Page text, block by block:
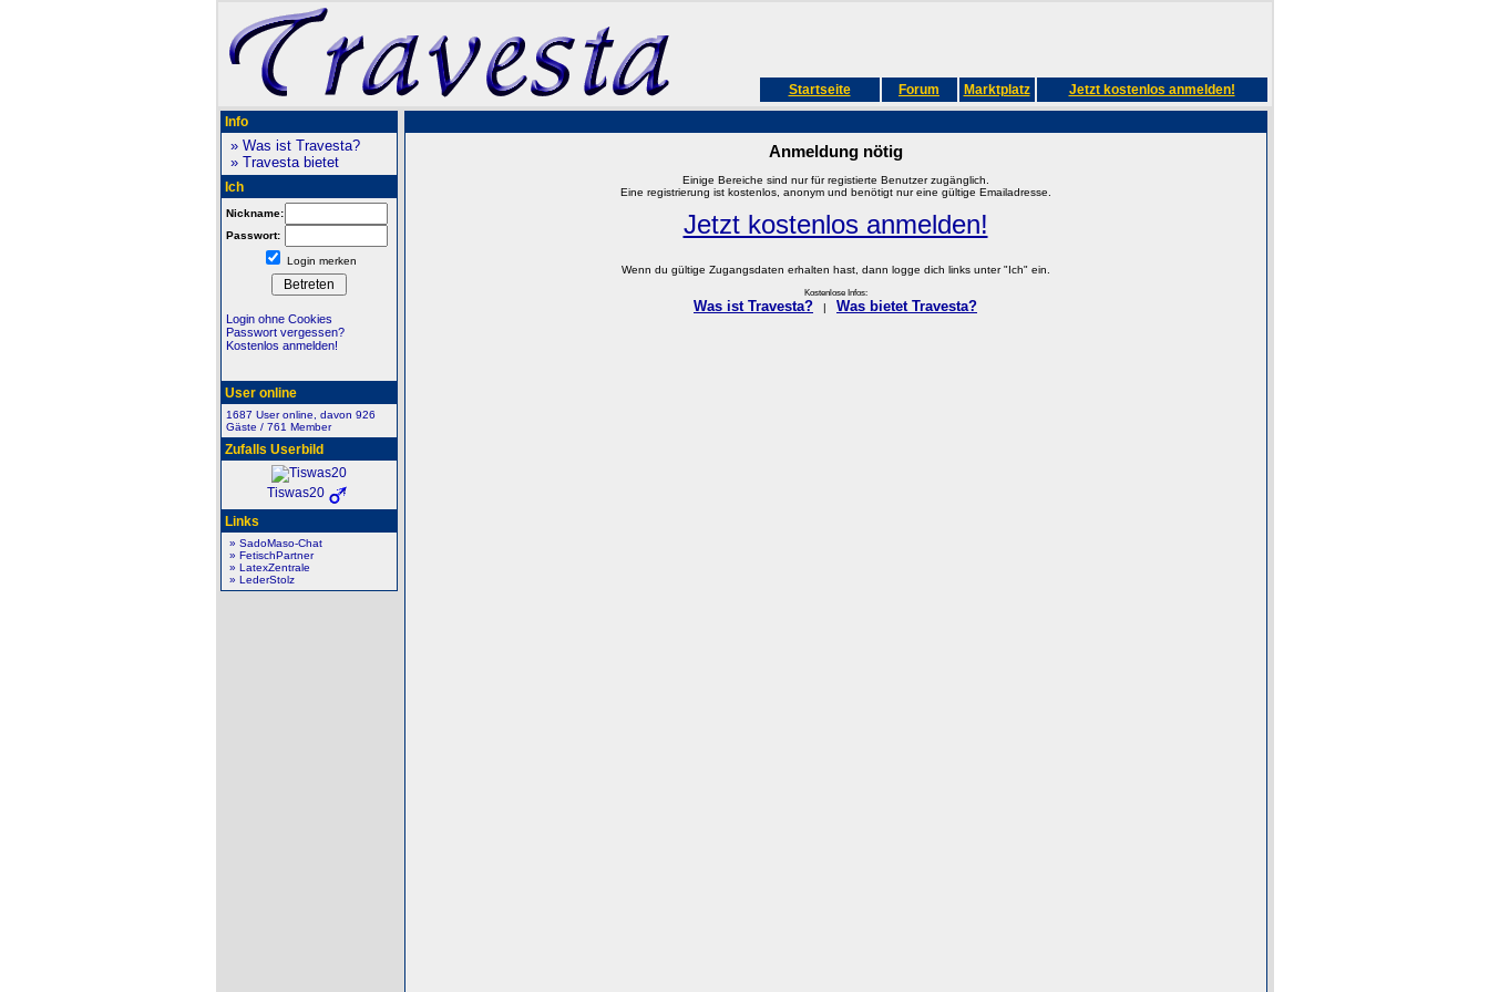
Startseite Forum Marktplatz Jetzt kostenlos anmelden!
Info
» Was ist Travesta?
» Travesta bietet
Ich
Nickname:
Passwort:
Login merken
Login ohne Cookies
Passwort vergessen?
Kostenlos anmelden!
User online
1687 User online, davon 926
Gäste / 761 Member
Zufalls Userbild
Tiswas20
Links
» SadoMaso-Chat
» FetischPartner
» LatexZentrale
» LederStolz
Anmeldung nötig
Einige Bereiche sind nur für registierte Benutzer zugänglich.
Eine registrierung ist kostenlos, anonym und benötigt nur eine gültige Emailadresse.
Jetzt kostenlos anmelden!
Wenn du gültige Zugangsdaten erhalten hast, dann logge dich links unter "Ich" ein.
Kostenlose Infos:
Was ist Travesta? Was bietet Travesta?